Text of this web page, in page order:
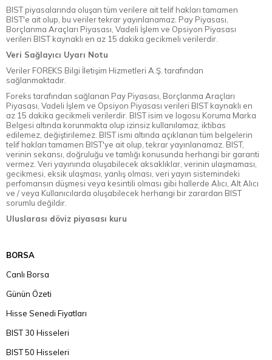
BIST piyasalarında oluşan tüm verilere ait telif hakları tamamen
BIST'e ait olup, bu veriler tekrar yayınlanamaz. Pay Piyasası,
Borçlanma Araçları Piyasası, Vadeli İşlem ve Opsiyon Piyasası
verileri BIST kaynaklı en az 15 dakika gecikmeli verilerdir.
Veri Sağlayıcı Uyarı Notu
Veriler FOREKS Bilgi İletişim Hizmetleri A.Ş. tarafından
sağlanmaktadır.
Foreks tarafından sağlanan Pay Piyasası, Borçlanma Araçları
Piyasası, Vadeli İşlem ve Opsiyon Piyasası verileri BIST kaynaklı en
az 15 dakika gecikmeli verilerdir. BIST isim ve logosu Koruma Marka
Belgesi altında korunmakta olup izinsiz kullanılamaz, iktibas
edilemez, değiştirilemez. BIST ismi altında açıklanan tüm belgelerin
telif hakları tamamen BIST'ye ait olup, tekrar yayınlanamaz. BIST,
verinin sekansı, doğruluğu ve tamlığı konusunda herhangi bir garanti
vermez. Veri yayınında oluşabilecek aksaklıklar, verinin ulaşmaması,
gecikmesi, eksik ulaşması, yanlış olması, veri yayın sistemindeki
perfomansın düşmesi veya kesintili olması gibi hallerde Alıcı, Alt Alıcı
ve / veya Kullanıcılarda oluşabilecek herhangi bir zarardan BIST
sorumlu değildir.
Uluslarası döviz piyasası kuru
BORSA
Canlı Borsa
Günün Özeti
Hisse Senedi Fiyatları
BIST 30 Hisseleri
BIST 50 Hisseleri